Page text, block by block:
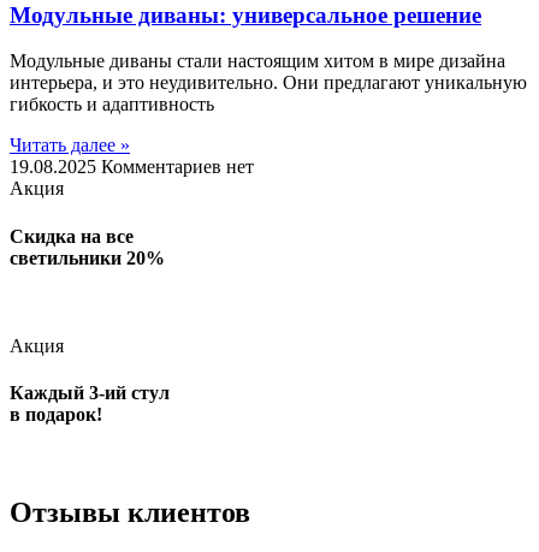
Модульные диваны: универсальное решение
Модульные диваны стали настоящим хитом в мире дизайна
интерьера, и это неудивительно. Они предлагают уникальную
гибкость и адаптивность
Читать далее »
19.08.2025 Комментариев нет
Акция
Скидка на все
светильники 20%
Акция
Каждый 3-ий стул
в подарок!
Отзывы клиентов